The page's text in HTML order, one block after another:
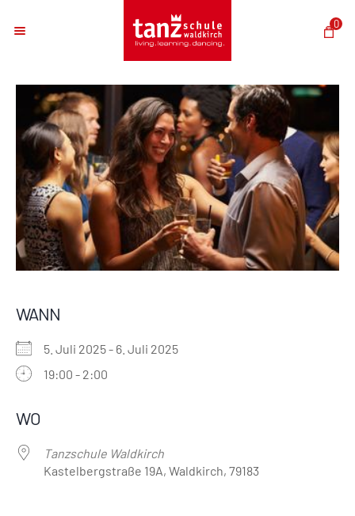
0
WANN
5. Juli 2025 - 6. Juli 2025
19:00 - 2:00
WO
Tanzschule Waldkirch
Kastelbergstraße 19A, Waldkirch, 79183